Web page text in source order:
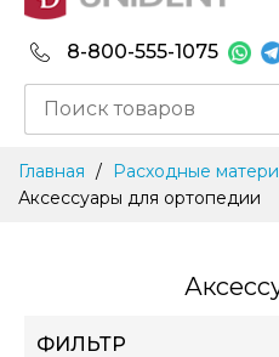
8-800-555-1075
Content
Главная Расходные
Аксессуары для ортопедии
ФИЛЬТР